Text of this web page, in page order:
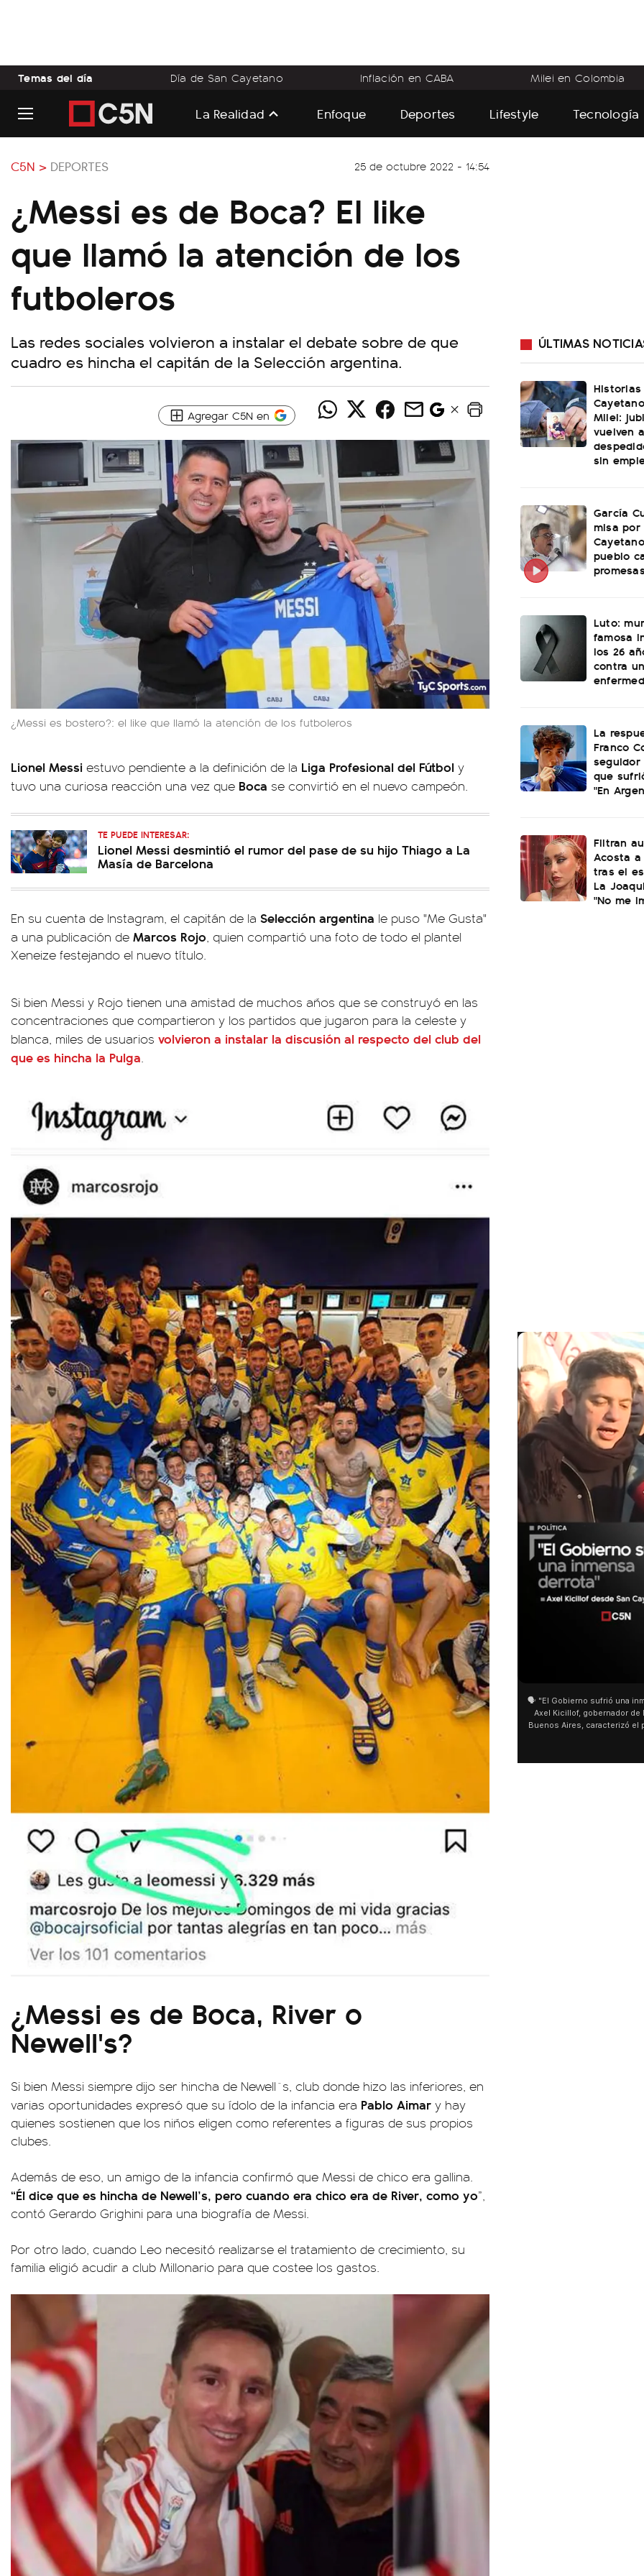
Temas del día Día de San Cayetano Inflación en CABA Milei en Colombia
La Realidad Enfoque Deportes Lifestyle Tecnología
C5N > DEPORTES 25 de octubre 2022 - 14:54
¿Messi es de Boca? El like
que llamó la atención de los
futboleros
Las redes sociales volvieron a instalar el debate sobre de que
cuadro es hincha el capitán de la Selección argentina.
Agregar C5N en
¿Messi es bostero?: el like que llamó la atención de los futboleros
Lionel Messi estuvo pendiente a la definición de la Liga Profesional del Fútbol y
tuvo una curiosa reacción una vez que Boca se convirtió en el nuevo campeón.
TE PUEDE INTERESAR:
Lionel Messi desmintió el rumor del pase de su hijo Thiago a La
Masía de Barcelona
En su cuenta de Instagram, el capitán de la Selección argentina le puso "Me Gusta"
a una publicación de Marcos Rojo, quien compartió una foto de todo el plantel
Xeneize festejando el nuevo título.
Si bien Messi y Rojo tienen una amistad de muchos años que se construyó en las
concentraciones que compartieron y los partidos que jugaron para la celeste y
blanca, miles de usuarios volvieron a instalar la discusión al respecto del club del
que es hincha la Pulga.
¿Messi es de Boca, River o
Newell's?
Si bien Messi siempre dijo ser hincha de Newell´s, club donde hizo las inferiores, en
varias oportunidades expresó que su ídolo de la infancia era Pablo Aimar y hay
quienes sostienen que los niños eligen como referentes a figuras de sus propios
clubes.
Además de eso, un amigo de la infancia confirmó que Messi de chico era gallina.
“Él dice que es hincha de Newell’s, pero cuando era chico era de River, como yo”,
contó Gerardo Grighini para una biografía de Messi.
Por otro lado, cuando Leo necesitó realizarse el tratamiento de crecimiento, su
familia eligió acudir a club Millonario para que costee los gastos.
ÚLTIMAS
Historias
Milei:
vuelven
sin
García
misa por
pueblo
Luto:
famosa
los 26
contra
La
Franco
seguidor
que
"En
Filtran
Acosta
tras el
La
"No me
01:05
🗣️ "El Gobierno sufrió una inmensa derrota" 🎙️
Axel Kicillof, gobernador de la Provincia de
Buenos Aires, caracterizó el proyecto de Ley
de Inviolabilidad de la Propiedad Privada
como "una lista sábana con temas nefastos"
y destacó "la movilización popular". 📌 La
declaración fue desde el santuario de San
sociedad no solo sufre porque no llega sino
que también está endeudada".
San Cayetano: Jorge García
miles de peregrinos en
de Buenos Aires destacó la
agua y soportó las bajas
últimos días: "Son dificultades